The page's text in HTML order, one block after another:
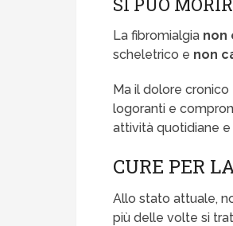
La fibromialgia non
scheletrico e non
Ma il dolore
logoranti e
attività quotidiane e
CURE PER
Allo stato attuale,
più delle volte si